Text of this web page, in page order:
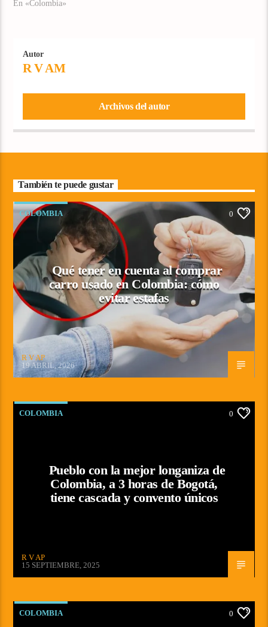
En «Colombia»
Autor
R V AM
Archivos del autor
También te puede gustar
COLOMBIA 0
Qué tener en cuenta al comprar
carro usado en Colombia: cómo
evitar estafas
R V AP
19 ABRIL, 2026
COLOMBIA 0
Pueblo con la mejor longaniza de
Colombia, a 3 horas de Bogotá,
tiene cascada y convento únicos
R V AP
15 SEPTIEMBRE, 2025
COLOMBIA 0